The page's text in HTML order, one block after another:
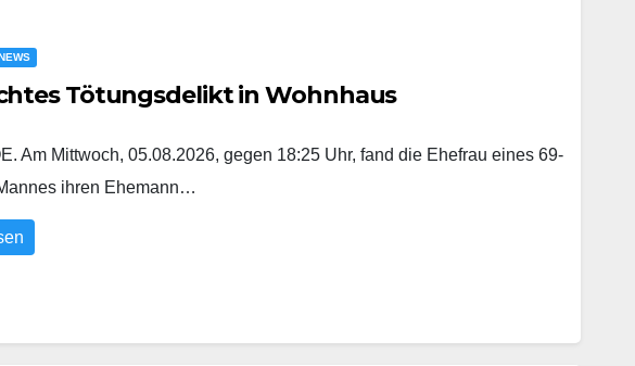
Tötungsdelikt in Wohnhaus
Am Mittwoch, 05.08.2026, gegen 18:25 Uhr, fand die Ehefrau eines 69-
ihren Ehemann…